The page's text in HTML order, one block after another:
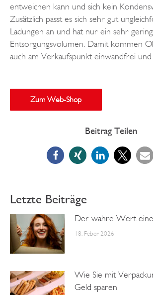
entweichen kann und sich kein
Zusätzlich passt es sich sehr gut
Ladungen an und hat nur ein sehr
Entsorgungsvolumen. Damit kommen
auch am Verkaufspunkt einwandfrei und
Zum Web-Shop
Beitrag Teilen
Letzte Beiträge
Der wahre Wert
18. Feber 2026
Wie Sie mit
Geld sparen